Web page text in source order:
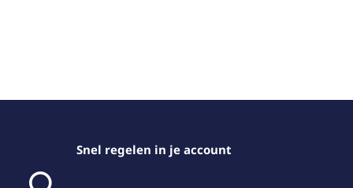
Snel regelen in je account